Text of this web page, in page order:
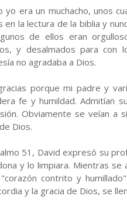
yo era un muchacho, unos
en la lectura de la biblia y
de ellos eran
y desalmados para con
no agradaba a Dios.
porque mi padre y
fe y humildad. Admitían
Obviamente se veían a
Dios.
51, David expresó su
y lo limpiara. Mientras se
contrito y
y la gracia de Dios, se